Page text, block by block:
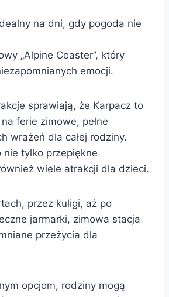
na dni, gdy pogoda nie
„Alpine Coaster”, który
emocji.
sprawiają, że Karpacz to
ferie zimowe, pełne
wrażeń dla całej rodziny.
nie tylko przepiękne
wiele atrakcji dla dzieci.
przez kuligi, aż po
jarmarki, zimowa stacja
przeżycia dla
opcjom, rodziny mogą